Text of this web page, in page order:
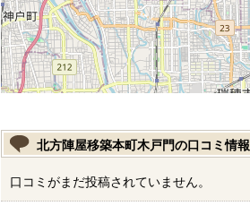
北方陣屋移築本町木戸門の口コミ情報
口コミがまだ投稿されていません。